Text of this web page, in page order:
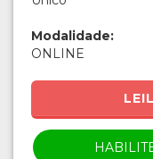
Modalidade:
ONLINE